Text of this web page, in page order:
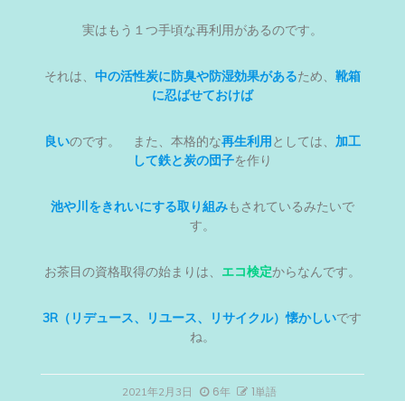
実はもう１つ手頃な再利用があるのです。
それは、 中の活性炭に防臭や防湿効果があるため、 靴箱
に忍ばせておけば
良いのです。 また、本格的な再生利用としては、 加工
して鉄と炭の団子を作り
池や川をきれいにする取り組みもされているみたいで
す。
お茶目の資格取得の始まりは、 エコ検定からなんです。
3R（リデュース、リユース、リサイクル）懐かしいです
ね。
2021年2月3日 6年 1単語